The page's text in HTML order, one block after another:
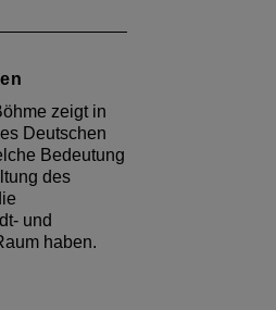
zeigt in
Deutschen
Bedeutung
des
und
haben.